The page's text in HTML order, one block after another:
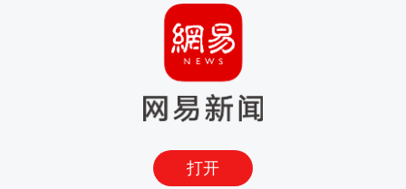
打开